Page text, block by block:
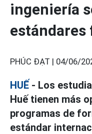
ingeniería
estándares
PHÚC ĐẠT | 04/06/
HUẾ - Los
Huế tienen más
programas de
estándar